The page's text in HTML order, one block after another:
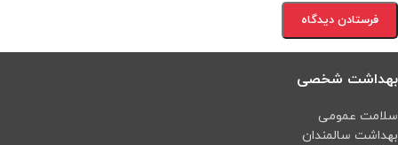
بهداشت شخصی
سلامت عمومی
بهداشت سالمندان